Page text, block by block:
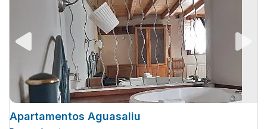
Apartamentos Aguasaliu